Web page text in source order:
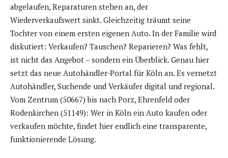
abgelaufen, Reparaturen stehen an, der
Wiederverkaufswert sinkt. Gleichzeitig träumt seine
Tochter von einem ersten eigenen Auto. In der Familie wird
diskutiert: Verkaufen? Tauschen? Reparieren? Was fehlt,
ist nicht das Angebot – sondern ein Überblick. Genau hier
setzt das neue Autohändler-Portal für Köln an. Es vernetzt
Autohändler, Suchende und Verkäufer digital und regional.
Vom Zentrum (50667) bis nach Porz, Ehrenfeld oder
Rodenkirchen (51149): Wer in Köln ein Auto kaufen oder
verkaufen möchte, findet hier endlich eine transparente,
funktionierende Lösung.